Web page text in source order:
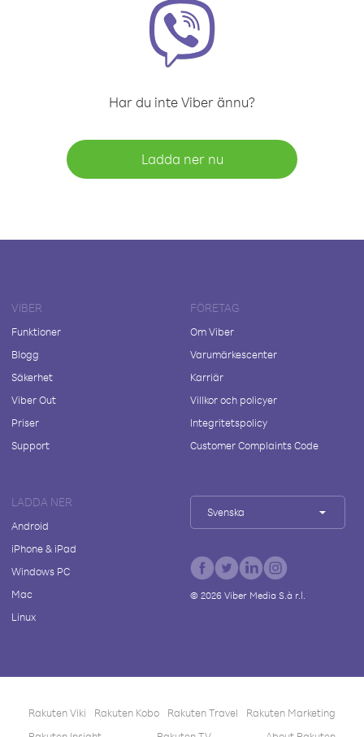
Har du inte Viber ännu?
Ladda ner nu
VIBER
Funktioner
Blogg
Säkerhet
Viber Out
Priser
Support
FÖRETAG
Om Viber
Varumärkescenter
Karriär
Villkor och policyer
Integritetspolicy
Customer Complaints Code
LADDA NER
Android
iPhone & iPad
Windows PC
Mac
Linux
Svenska
© 2026Viber Media S.à r.l.
Rakuten Viki Rakuten Kobo Rakuten Travel
Rakuten Marketing